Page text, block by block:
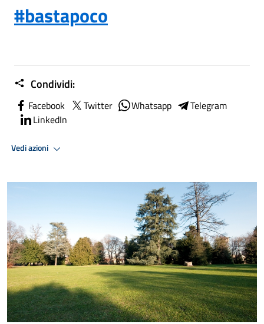
#bastapoco
Condividi:
Facebook Twitter Whatsapp
Telegram
LinkedIn
Vedi azioni